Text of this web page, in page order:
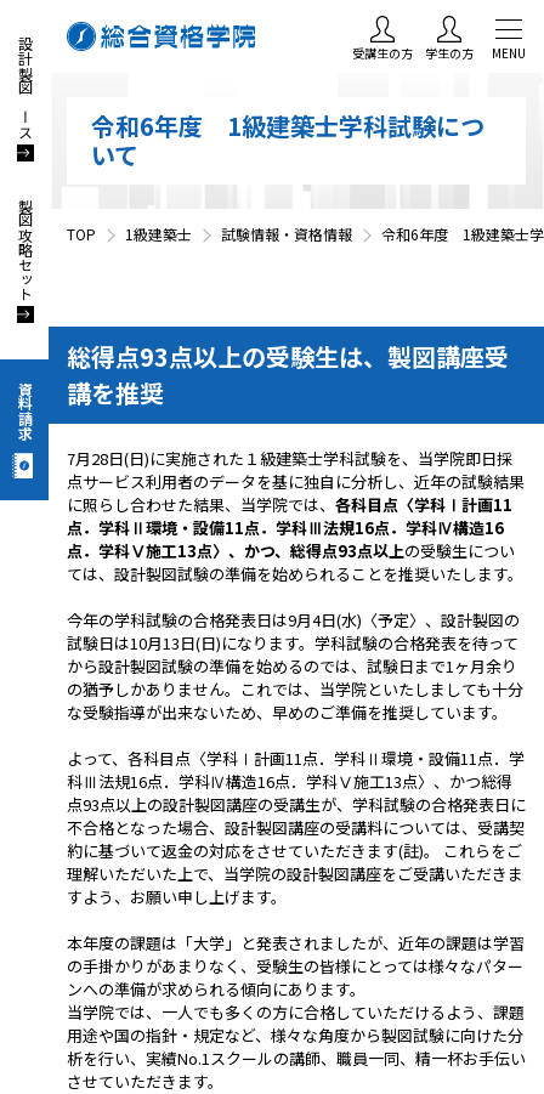
設計製図コース
製図攻略セット
資料請求
受講生の方 学生の方 MENU
令和6年度 1級建築士学科試験につ
いて
TOP 1級建築士 試験情報・資格情報 令和6年度 1級建築士
総得点93点以上の受験生は、製図講座受
講を推奨
7月28日(日)に実施された１級建築士学科試験を、当学院即日採
点サービス利用者のデータを基に独自に分析し、近年の試験結果
に照らし合わせた結果、当学院では、 各科目点〈学科Ⅰ計画11
点．学科Ⅱ環境・設備11点．学科Ⅲ法規16点．学科Ⅳ構造16
点．学科Ⅴ施工13点〉、かつ、総得点93点以上の受験生につい
ては、設計製図試験の準備を始められることを推奨いたします。
今年の学科試験の合格発表日は9月4日(水)〈予定〉、設計製図の
試験日は10月13日(日)になります。学科試験の合格発表を待って
から設計製図試験の準備を始めるのでは、試験日まで1ヶ月余り
の猶予しかありません。これでは、当学院といたしましても十分
な受験指導が出来ないため、早めのご準備を推奨しています。
よって、各科目点〈学科Ⅰ計画11点．学科Ⅱ環境・設備11点．学
科Ⅲ法規16点．学科Ⅳ構造16点．学科Ⅴ施工13点〉、かつ総得
点93点以上の設計製図講座の受講生が、学科試験の合格発表日に
不合格となった場合、設計製図講座の受講料については、受講契
約に基づいて返金の対応をさせていただきます(註)。 これらをご
理解いただいた上で、当学院の設計製図講座をご受講いただきま
すよう、お願い申し上げます。
本年度の課題は「大学」と発表されましたが、近年の課題は学習
の手掛かりがあまりなく、受験生の皆様にとっては様々なパター
ンへの準備が求められる傾向にあります。
当学院では、一人でも多くの方に合格していただけるよう、課題
用途や国の指針・規定など、様々な角度から製図試験に向けた分
析を行い、実績No.1スクールの講師、職員一同、精一杯お手伝い
させていただきます。